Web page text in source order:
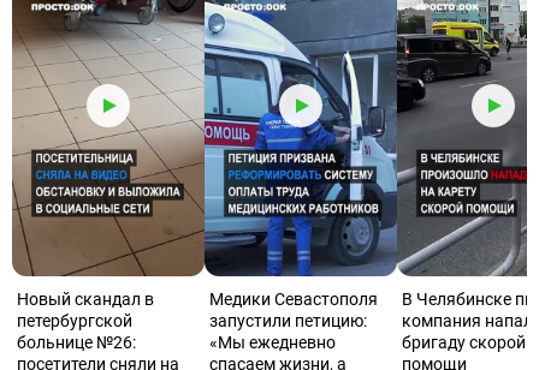
Новый скандал в
петербургской
больнице №26:
посетители сняли на
Медики Севастополя
запустили петицию:
«Мы ежедневно
спасаем жизни, а
В Челябинске
компания
бригаду скорой
помощи